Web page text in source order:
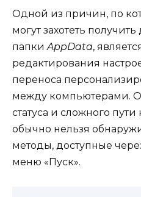
Одной из причин, по
могут захотеть
папки AppData,
редактирования
переноса
между компьютерами.
статуса и сложного пути
обычно нельзя
методы, доступные
меню «Пуск».